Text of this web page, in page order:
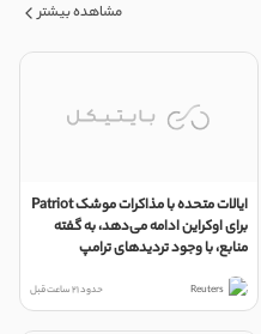
مشاهده بیشتر
ایالات متحده با مذاکرات موشک Patriot
برای اوکراین ادامه می‌دهد، به گفته
منابع، با وجود تردیدهای ترامپ
Reuters حدود 21 ساعت قبل